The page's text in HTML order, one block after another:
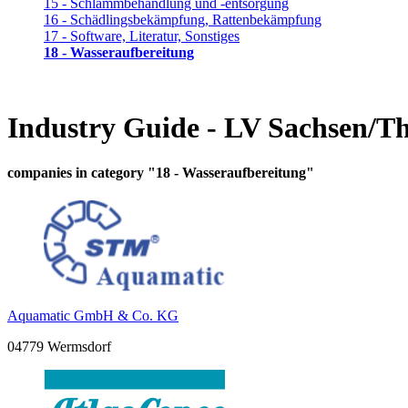
16 - Schädlingsbekämpfung, Rattenbekämpfung
17 - Software, Literatur, Sonstiges
18 - Wasseraufbereitung
Industry Guide - LV Sachsen/
companies in category "18 - Wasseraufbereitung"
Aquamatic GmbH & Co. KG
04779 Wermsdorf